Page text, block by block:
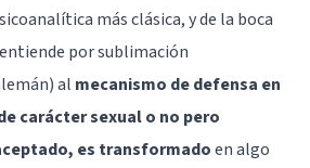
más clásica, y de la boca
por sublimación
al mecanismo de defensa en
carácter sexual o no pero
es transformadoen algo